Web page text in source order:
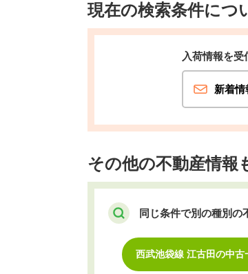
現在の検索条件につ
入荷情報を受
新着
その他の不動産情報
同じ条件で別の種別の
西武池袋線 江古田の中古